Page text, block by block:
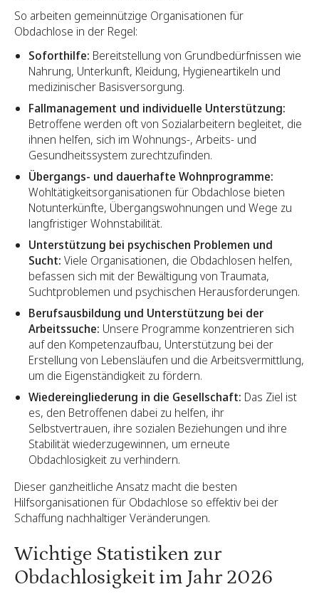
So arbeiten gemeinnützige Organisationen für
Obdachlose in der Regel:
Soforthilfe: Bereitstellung von Grundbedürfnissen wie
Nahrung, Unterkunft, Kleidung, Hygieneartikeln und
medizinischer Basisversorgung.
Fallmanagement und individuelle Unterstützung:
Betroffene werden oft von Sozialarbeitern begleitet, die
ihnen helfen, sich im Wohnungs-, Arbeits- und
Gesundheitssystem zurechtzufinden.
Übergangs- und dauerhafte Wohnprogramme:
Wohltätigkeitsorganisationen für Obdachlose bieten
Notunterkünfte, Übergangswohnungen und Wege zu
langfristiger Wohnstabilität.
Unterstützung bei psychischen Problemen und
Sucht: Viele Organisationen, die Obdachlosen helfen,
befassen sich mit der Bewältigung von Traumata,
Suchtproblemen und psychischen Herausforderungen.
Berufsausbildung und Unterstützung bei der
Arbeitssuche: Unsere Programme konzentrieren sich
auf den Kompetenzaufbau, Unterstützung bei der
Erstellung von Lebensläufen und die Arbeitsvermittlung,
um die Eigenständigkeit zu fördern.
Wiedereingliederung in die Gesellschaft: Das Ziel ist
es, den Betroffenen dabei zu helfen, ihr
Selbstvertrauen, ihre sozialen Beziehungen und ihre
Stabilität wiederzugewinnen, um erneute
Obdachlosigkeit zu verhindern.
Dieser ganzheitliche Ansatz macht die besten
Hilfsorganisationen für Obdachlose so effektiv bei der
Schaffung nachhaltiger Veränderungen.
Wichtige Statistiken zur
Obdachlosigkeit im Jahr 2026